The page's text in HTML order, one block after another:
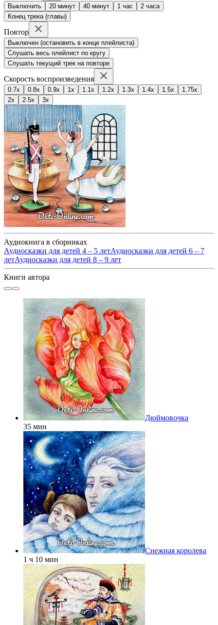
Выключить 20 минут 40 минут 1 час
2 часа
Конец трека (главы)
Повтор
Выключен (остановить в конце плейлиста)
Слушать весь плейлист по кругу
Слушать текущий трек на повторе
Скорость воспроизведения
0.7x 0.8x 0.9x 1x 1.1x 1.2x 1.3x 1.4x 1.5x
1.75x
2x
2.5x 3x
Аудиокнига в сборниках
Аудиосказки для детей 4 – 5 летАудиосказки для детей 6 – 7
летАудиосказки для детей 8 – 9 лет
Книги автора
Дюймовочка
35 мин
Снежная королева
1 ч 10 мин